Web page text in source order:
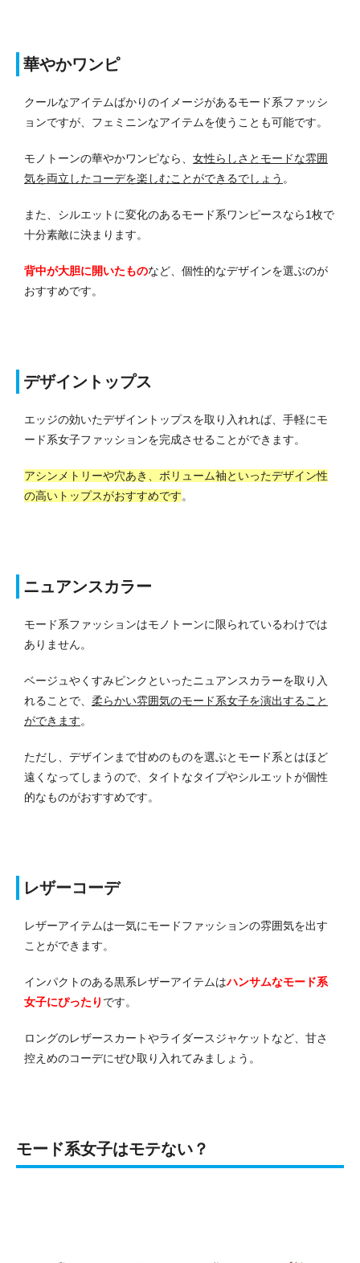
華やかワンピ
クールなアイテムばかりのイメージがあるモード系ファッシ
ョンですが、フェミニンなアイテムを使うことも可能です。
モノトーンの華やかワンピなら、 女性らしさとモードな雰囲
気を両立したコーデを楽しむことができるでしょう 。
また、シルエットに変化のあるモード系ワンピースなら1枚で
十分素敵に決まります。
背中が大胆に開いたものなど、個性的なデザインを選ぶのが
おすすめです。
デザイントップス
エッジの効いたデザイントップスを取り入れれば、手軽にモ
ード系女子ファッションを完成させることができます。
アシンメトリーや穴あき、ボリューム袖といったデザイン性
の高いトップスがおすすめです。
ニュアンスカラー
モード系ファッションはモノトーンに限られているわけでは
ありません。
ベージュやくすみピンクといったニュアンスカラーを取り入
れることで、 柔らかい雰囲気のモード系女子を演出すること
ができます。
ただし、デザインまで甘めのものを選ぶとモード系とはほど
遠くなってしまうので、タイトなタイプやシルエットが個性
的なものがおすすめです。
レザーコーデ
レザーアイテムは一気にモードファッションの雰囲気を出す
ことができます。
インパクトのある黒系レザーアイテムはハンサムなモード系
女子にぴったり です。
ロングのレザースカートやライダースジャケットなど、甘さ
控えめのコーデにぜひ取り入れてみましょう。
モード系女子はモテない？